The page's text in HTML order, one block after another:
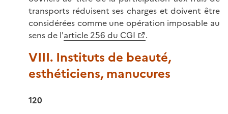
transports réduisent ses charges et doivent être
considérées comme une opération imposable au
sens de l'article 256 du CGI .
VIII. Instituts de beauté,
esthéticiens, manucures
120